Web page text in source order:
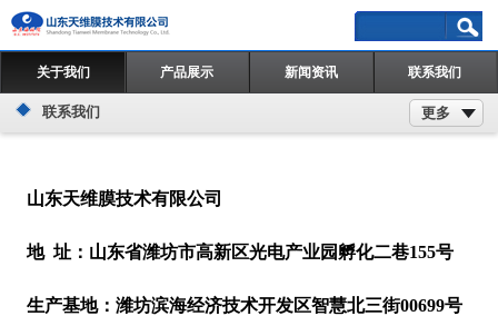
关于我们 产品展示 新闻资讯 联系我们
联系我们 更多
山东天维膜技术有限公司
地 址：山东省潍坊市高新区光电产业园孵化二巷155号
生产基地：潍坊滨海经济技术开发区智慧北三街00699号